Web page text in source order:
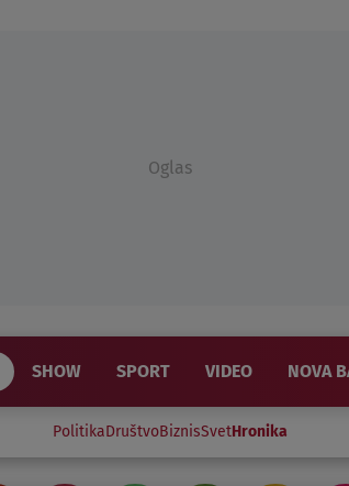
Oglas
SHOW SPORT VIDEO NOVA
PolitikaDruštvoBiznisSvetHronika